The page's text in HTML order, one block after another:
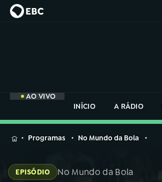
AO VIVO
INÍCIO
A RÁDIO
MENU
na
Rádio
Programas No Mundo da Bola
EPISÓDIO No Mundo da Bola